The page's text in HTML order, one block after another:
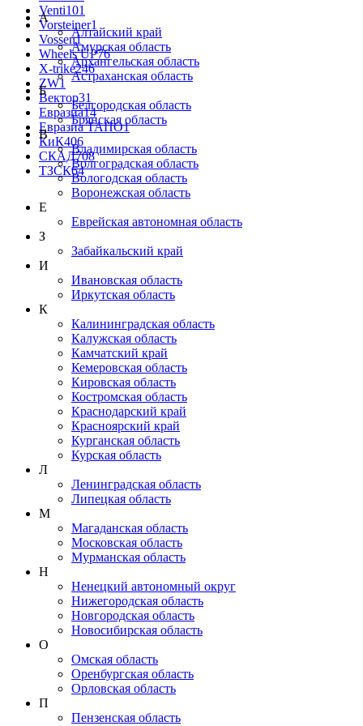
Venti101
Vorsteiner1
Vossen1
Wheels UP76
X-trike246
ZW1
Вектор31
Евразиа14
Евразиа ТАПО1
КиК406
СКАД708
ТЗСК64
А
Алтайский край
Амурская область
Архангельская область
Астраханская область
Б
Белгородская область
Брянская область
В
Владимирская область
Волгоградская область
Вологодская область
Воронежская область
Е
Еврейская автономная область
З
Забайкальский край
И
Ивановская область
Иркутская область
К
Калининградская область
Калужская область
Камчатский край
Кемеровская область
Кировская область
Костромская область
Краснодарский край
Красноярский край
Курганская область
Курская область
Л
Ленинградская область
Липецкая область
М
Магаданская область
Московская область
Мурманская область
Н
Ненецкий автономный округ
Нижегородская область
Новгородская область
Новосибирская область
О
Омская область
Оренбургская область
Орловская область
П
Пензенская область